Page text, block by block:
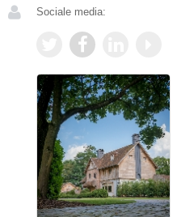
Sociale media: